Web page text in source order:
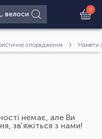
0
спорядження Намети
немає, але Ви
зв'яжіться з нами!